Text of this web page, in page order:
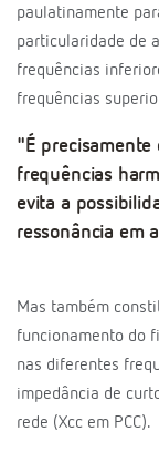
paulatinamente
particularidade de
frequências
frequências
"É precisamente
frequências
evita a
ressonância em
Mas também
funcionamento do
nas diferentes
impedância de
rede (Xcc em PCC).